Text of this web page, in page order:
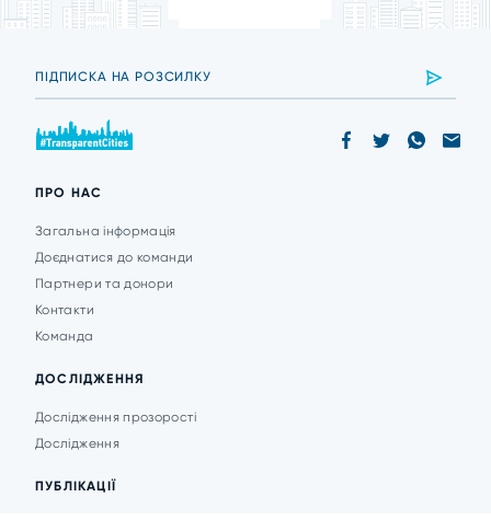
ПРО НАС
Загальна інформація
Доєднатися до команди
Партнери та донори
Контакти
Команда
ДОСЛІДЖЕННЯ
Дослідження прозорості
Дослідження
ПУБЛІКАЦІЇ